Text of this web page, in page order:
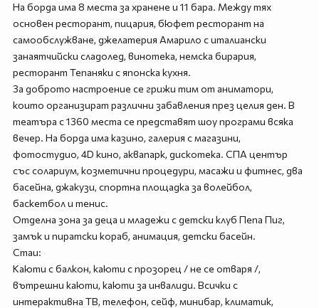
На борда има 8 места за хранене и 11 бара. Между тях
основен ресторант, пицария, бюфет ресторант на
самообслужване, джелатерия Амарило с италиански
занаятчийски сладолед, винотека, немска бирария,
ресторант Тепаняки с японска кухня.
За доброто настроение се грижи тим от аниматори,
които организират различни забавления през целия ден. В
театъра с 1360 места се представят шоу програми всяка
вечер. На борда има казино, галерия с магазини,
фотостудио, 4D кино, аквапарк, дискотека. СПА център
със солариум, козметични процедури, масажи и фитнес, два
басейна, джакузи, спортна площадка за волейбол,
баскетбол и тенис.
Отделна зона за деца и младежи с детски клуб Пепа Пиг,
замък и пиратски кораб, анимация, детски басейн.
Стаи:
Каюти с балкон, каюти с прозорец / не се отваря /,
вътрешни каюти, каюти за инвалиди. Всички с
интерактивна ТВ, телефон, сейф, минибар, климатик,